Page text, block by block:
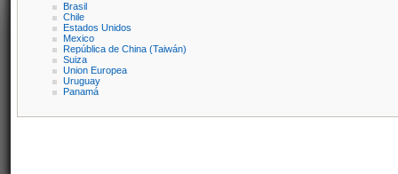
Brasil
Chile
Estados Unidos
Mexico
República de China (Taiwán)
Suiza
Union Europea
Uruguay
Panamá